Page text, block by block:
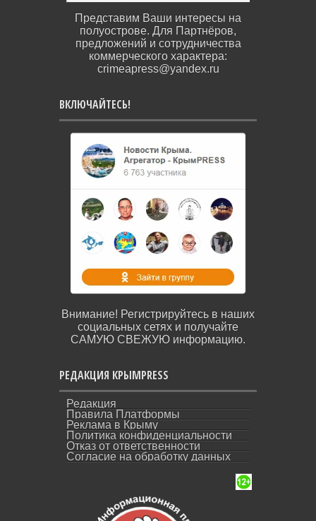
Представим Ваши интересы на
полуострове. Для Партнёров,
предложений и сотрудничества
коммерческого характера:
crimeapress@yandex.ru
ВКЛЮЧАЙТЕСЬ!
Внимание! Регистрируйтесь в наших
социальных сетях и получайте
САМУЮ СВЕЖУЮ информацию.
РЕДАКЦИЯ КРЫМPRESS
Редакция
Правила Платформы
Реклама в Крыму
Политика конфиденциальности
Отказ от ответственности
Согласие на обработку данных